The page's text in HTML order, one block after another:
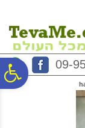
09-